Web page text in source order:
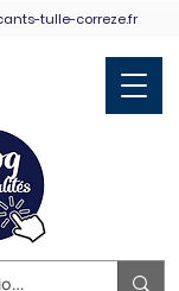
tulle-correze.fr